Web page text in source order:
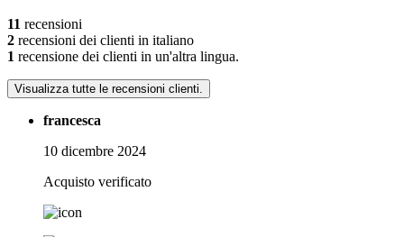
11 recensioni
2 recensioni dei clienti in italiano
1 recensione dei clienti in un'altra lingua.
Visualizza tutte le recensioni clienti.
francesca
10 dicembre 2024
Acquisto verificato